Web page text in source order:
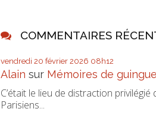
COMMENTAIRES
vendredi 20 février 2026 08h12
Alain sur Mémoires de
C’était le lieu de distraction privilégié
Parisiens...